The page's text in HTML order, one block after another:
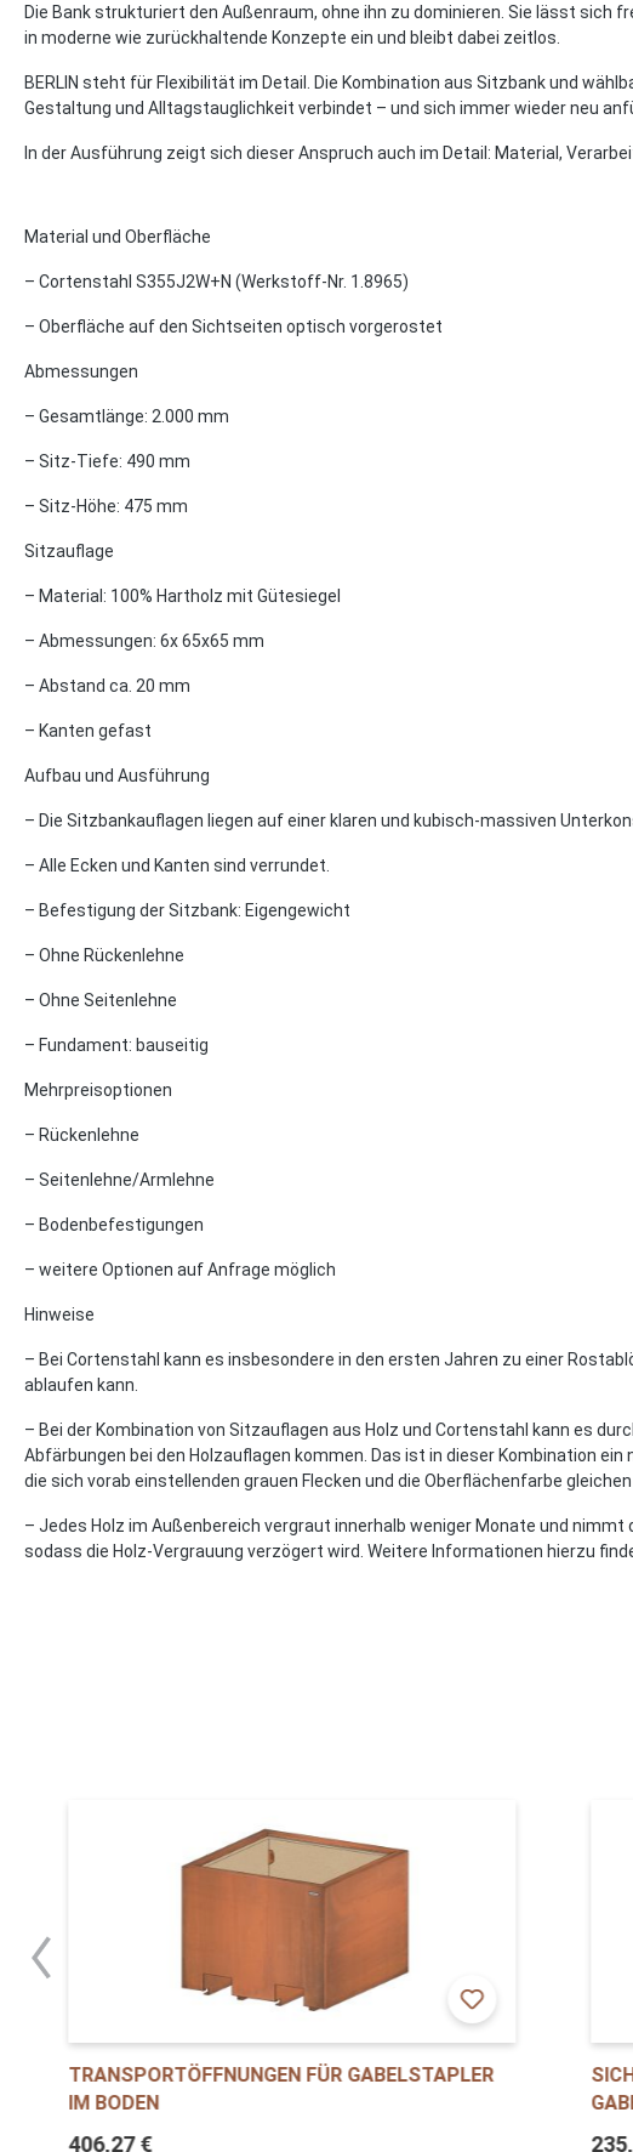
Die Bank strukturiert den Außenraum, ohne ihn zu dominieren. Sie lässt
in moderne wie zurückhaltende Konzepte ein und bleibt dabei zeitlos.
BERLIN steht für Flexibilität im Detail. Die Kombination aus Sitzbank und
Gestaltung und Alltagstauglichkeit verbindet – und sich immer wieder neu
In der Ausführung zeigt sich dieser Anspruch auch im Detail: Material,
Material und Oberfläche
– Cortenstahl S355J2W+N (Werkstoff-Nr. 1.8965)
– Oberfläche auf den Sichtseiten optisch vorgerostet
Abmessungen
– Gesamtlänge: 2.000 mm
– Sitz-Tiefe: 490 mm
– Sitz-Höhe: 475 mm
Sitzauflage
– Material: 100% Hartholz mit Gütesiegel
– Abmessungen: 6x 65x65 mm
– Abstand ca. 20 mm
– Kanten gefast
Aufbau und Ausführung
– Die Sitzbankauflagen liegen auf einer klaren und kubisch-massiven
– Alle Ecken und Kanten sind verrundet.
– Befestigung der Sitzbank: Eigengewicht
– Ohne Rückenlehne
– Ohne Seitenlehne
– Fundament: bauseitig
Mehrpreisoptionen
– Rückenlehne
– Seitenlehne/Armlehne
– Bodenbefestigungen
– weitere Optionen auf Anfrage möglich
Hinweise
– Bei Cortenstahl kann es insbesondere in den ersten Jahren zu einer
ablaufen kann.
– Bei der Kombination von Sitzauflagen aus Holz und Cortenstahl kann es
Abfärbungen bei den Holzauflagen kommen. Das ist in dieser Kombination
die sich vorab einstellenden grauen Flecken und die Oberflächenfarbe gleichen
– Jedes Holz im Außenbereich vergraut innerhalb weniger Monate und
sodass die Holz-Vergrauung verzögert wird. Weitere Informationen hierzu
TRANSPORTÖFFNUNGEN FÜR GABELSTAPLER
IM BODEN
406,27 €